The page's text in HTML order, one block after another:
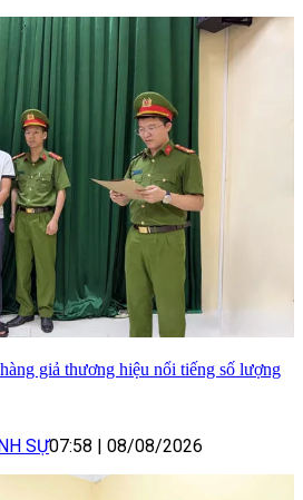
giả thương hiệu nổi tiếng số lượng
SỰ07:58 | 08/08/2026